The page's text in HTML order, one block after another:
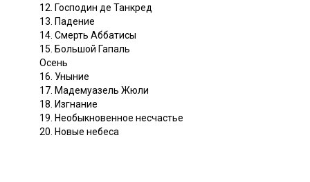
12. Господин де Танкред
13. Падение
14. Смерть Аббатисы
15. Большой Гапаль
Осень
16. Уныние
17. Мадемуазель Жюли
18. Изгнание
19. Необыкновенное несчастье
20. Новые небеса